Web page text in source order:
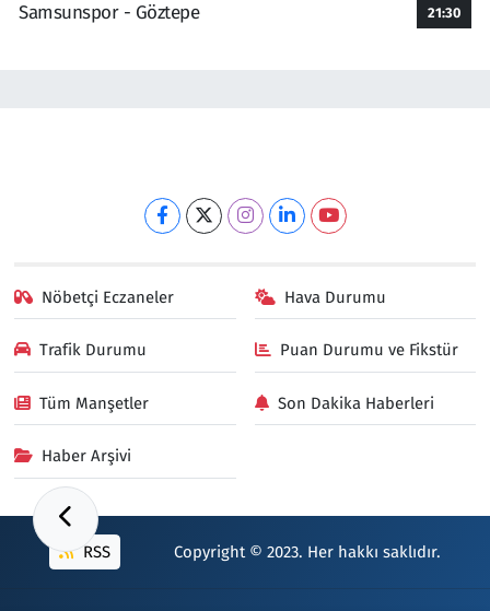
Samsunspor - Göztepe
21:30
Nöbetçi Eczaneler Hava Durumu
Trafik Durumu Puan Durumu ve Fikstür
Tüm Manşetler Son Dakika Haberleri
Haber Arşivi
RSS Copyright © 2023. Her hakkı saklıdır.